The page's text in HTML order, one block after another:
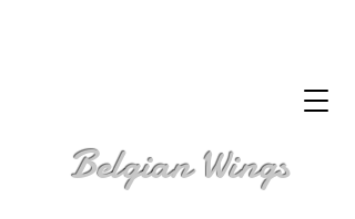
Belgian Wings